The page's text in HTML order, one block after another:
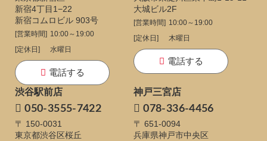
新宿4丁目1−22
新宿コムロビル 903号
[営業時間] 10:00～19:00
[定休日]
水曜日
電話する
大城ビル2F
[営業時間] 10:00～19:00
[定休日]
木曜日
電話する
渋谷駅前店
050-3555-7422
〒 150-0031
東京都渋谷区桜丘
神戸三宮店
078-336-4456
〒 651-0094
兵庫県神戸市中央区